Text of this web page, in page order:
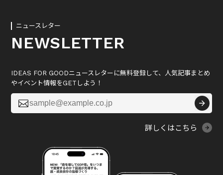
ニュースレター
NEWSLETTER
IDEAS FOR GOODニュースレターに無料登録して、人気記事まとめ
やイベント情報をGETしよう！

詳しくはこちら